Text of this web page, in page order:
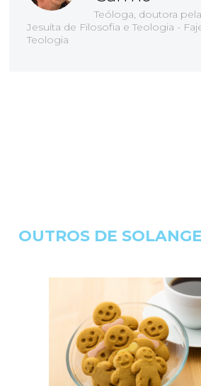
Teóloga, doutora
Jesuíta de Filosofia e Teologia -
Teologia
OUTROS DE SOLANGE